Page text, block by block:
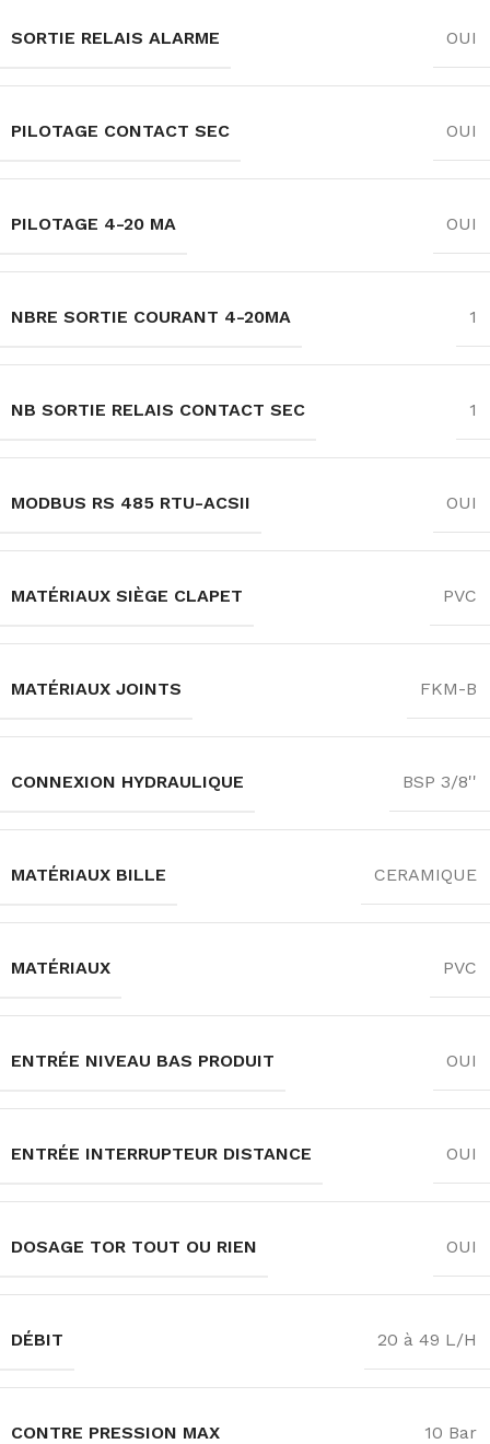
SORTIE RELAIS ALARME OUI
PILOTAGE CONTACT SEC OUI
PILOTAGE 4-20 MA OUI
NBRE SORTIE COURANT 4-20MA 1
NB SORTIE RELAIS CONTACT SEC 1
MODBUS RS 485 RTU-ACSII OUI
MATÉRIAUX SIÈGE CLAPET PVC
MATÉRIAUX JOINTS FKM-B
CONNEXION HYDRAULIQUE BSP 3/8''
MATÉRIAUX BILLE CERAMIQUE
MATÉRIAUX PVC
ENTRÉE NIVEAU BAS PRODUIT OUI
ENTRÉE INTERRUPTEUR DISTANCE OUI
DOSAGE TOR TOUT OU RIEN OUI
DÉBIT 20 à 49 L/H
CONTRE PRESSION MAX 10 Bar